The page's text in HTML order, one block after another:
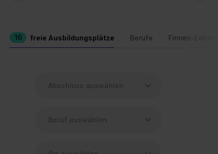
16 freie Ausbildungsplätze Berufe Firmen-